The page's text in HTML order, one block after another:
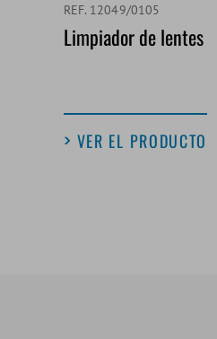
REF. 12049/0105
Limpiador de lentes
VER EL PRODUCTO